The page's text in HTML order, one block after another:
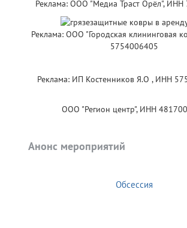
Реклама: ООО "Медиа Траст Орёл", ИНН
Реклама: ООО "Городская клининговая
5754006405
Реклама: ИП Костенников Я.О , ИНН
ООО "Регион центр", ИНН
Анонс мероприятий
Обсессия